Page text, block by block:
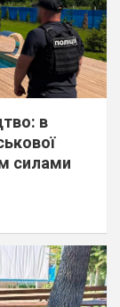
в
силами